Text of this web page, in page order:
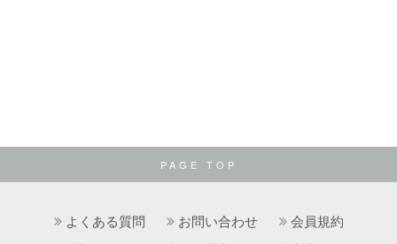
PAGE TOP
よくある質問 お問い合わせ
会員規約